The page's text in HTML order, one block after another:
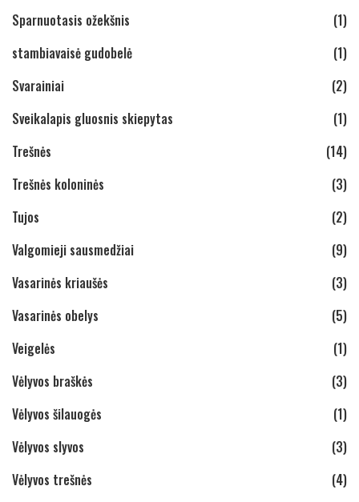
Sparnuotasis ožekšnis
(1)
stambiavaisė gudobelė
(1)
Svarainiai
(2)
Sveikalapis gluosnis skiepytas
(1)
Trešnės
(14)
Trešnės koloninės
(3)
Tujos
(2)
Valgomieji sausmedžiai
(9)
Vasarinės kriaušės
(3)
Vasarinės obelys
(5)
Veigelės
(1)
Vėlyvos braškės
(3)
Vėlyvos šilauogės
(1)
Vėlyvos slyvos
(3)
Vėlyvos trešnės
(4)